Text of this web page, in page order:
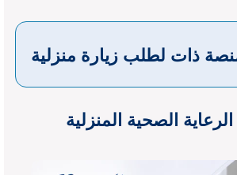
ذات لطلب زيارة منزلية
الصحية المنزلية